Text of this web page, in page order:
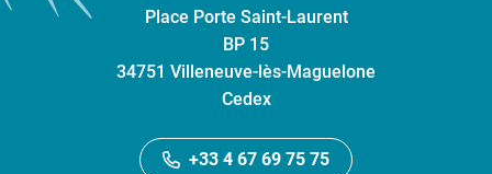
Place Porte Saint-Laurent
BP 15
34751 Villeneuve-lès-Maguelone
Cedex
+33 4 67 69 75 75